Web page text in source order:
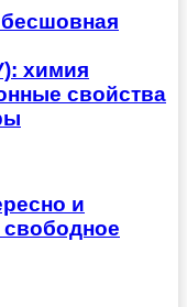
химия
свойства
и
свободное